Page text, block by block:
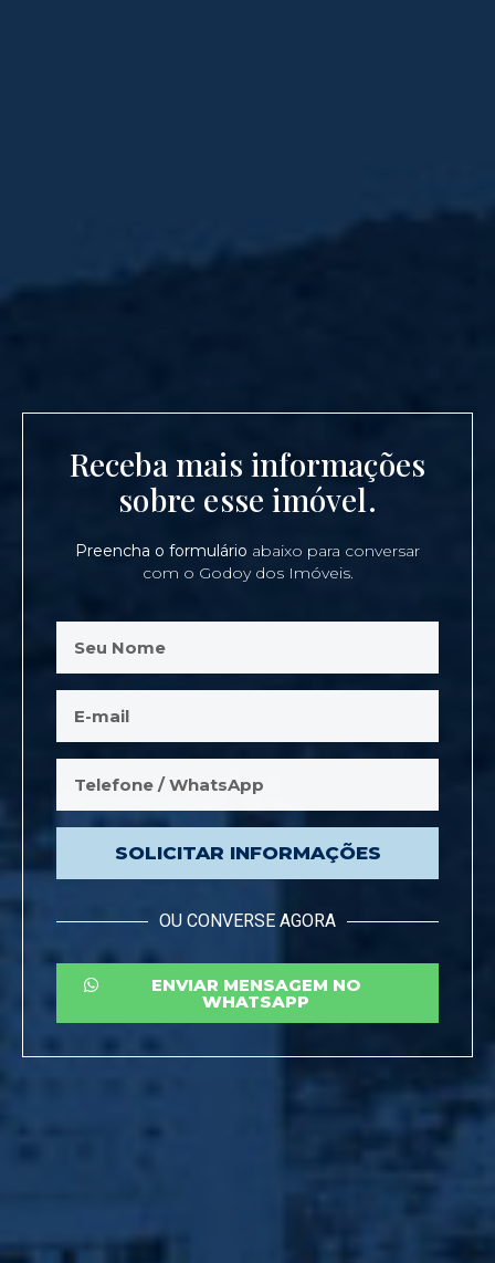
Receba mais informações
sobre esse imóvel.
Preencha o formulário abaixo para conversar
com o Godoy dos Imóveis.
SOLICITAR INFORMAÇÕES
OU CONVERSE AGORA
ENVIAR MENSAGEM NO
WHATSAPP